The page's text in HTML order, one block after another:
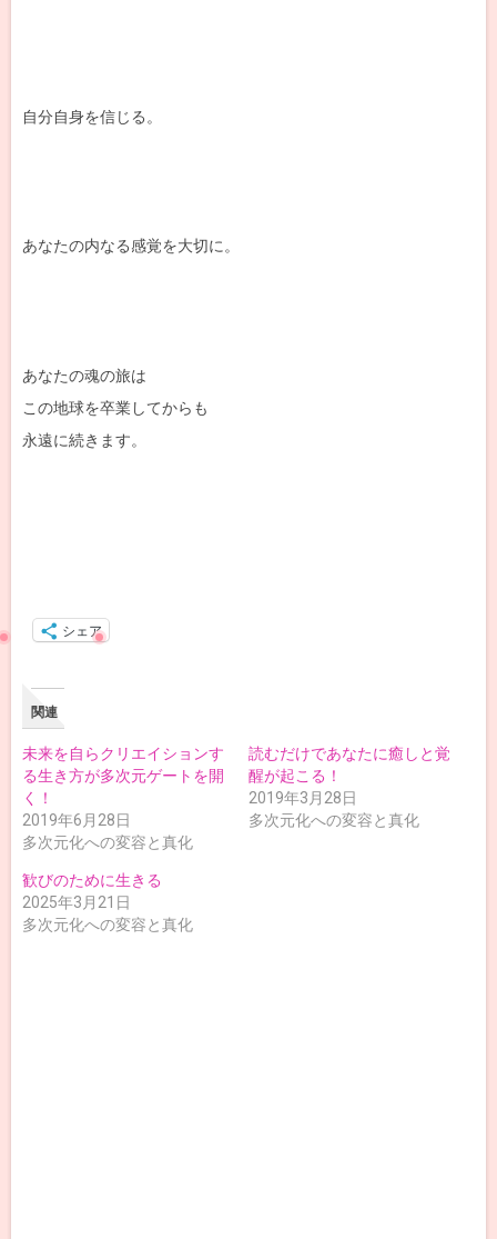
自分自身を信じる。
あなたの内なる感覚を大切に。
あなたの魂の旅は
この地球を卒業してからも
永遠に続きます。
シェア
関連
未来を自らクリエイションす
る生き方が多次元ゲートを開
く！
2019年6月28日
多次元化への変容と真化
読むだけであなたに癒しと覚
醒が起こる！
2019年3月28日
多次元化への変容と真化
歓びのために生きる
2025年3月21日
多次元化への変容と真化